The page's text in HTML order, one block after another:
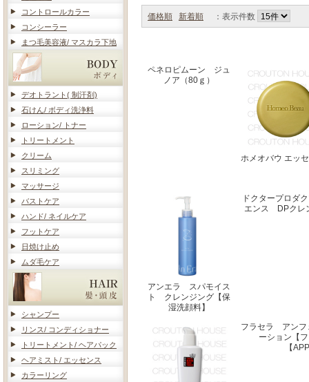
コントロールカラー
コンシーラー
まつ毛美容液/ マスカラ下地
デオトラント( 制汗剤)
石けん/ ボディ洗浄料
ローション/ トナー
トリートメント
クリーム
スリミング
マッサージ
バストケア
ハンド/ ネイルケア
フットケア
日焼け止め
ムダ毛ケア
シャンプー
リンス/ コンディショナー
トリートメント/ ヘアパック
ヘアミスト/ エッセンス
カラーリング
価格順 新着順 ：表示件数
ペネロピムーン ジュ
ノア（80ｇ）
ホメオバウ エッ
アンエラ スパモイス
ト クレンジング【保
湿洗顔料】
ドクタープロダ
エンス DPクレ
フラセラ アンフ
ーション【
【